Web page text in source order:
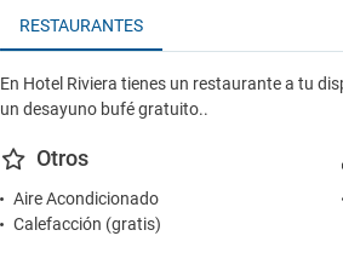
RESTAURANTES
En Hotel Riviera tienes un restaurante a tu
un desayuno bufé gratuito..
Otros
Aire Acondicionado
Calefacción (gratis)